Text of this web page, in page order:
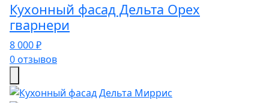
Кухонный фасад Дельта Орех
гварнери
8 000 ₽
0 отзывов